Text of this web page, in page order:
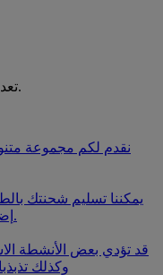
تعديل ما بعد التخليص الجمركي.
نقدم لكم مجموعة
يمكننا تسليم شحنتك
إضافية مرنة تلبي مختلف احتياجات الشحن.
قد تؤدي بعض الأنشطة
وكذلك